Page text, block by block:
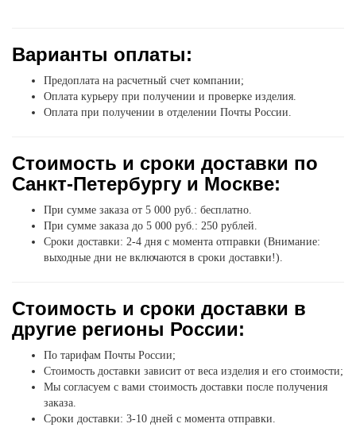
Варианты оплаты:
Предоплата на расчетный счет компании;
Оплата курьеру при получении и проверке изделия.
Оплата при получении в отделении Почты России.
Стоимость и сроки доставки по
Санкт-Петербургу и Москве:
При сумме заказа от 5 000 руб.: бесплатно.
При сумме заказа до 5 000 руб.: 250 рублей.
Сроки доставки: 2-4 дня с момента отправки (Внимание:
выходные дни не включаются в сроки доставки!).
Стоимость и сроки доставки в
другие регионы России:
По тарифам Почты России;
Стоимость доставки зависит от веса изделия и его стоимости;
Мы согласуем с вами стоимость доставки после получения
заказа.
Сроки доставки: 3-10 дней с момента отправки.